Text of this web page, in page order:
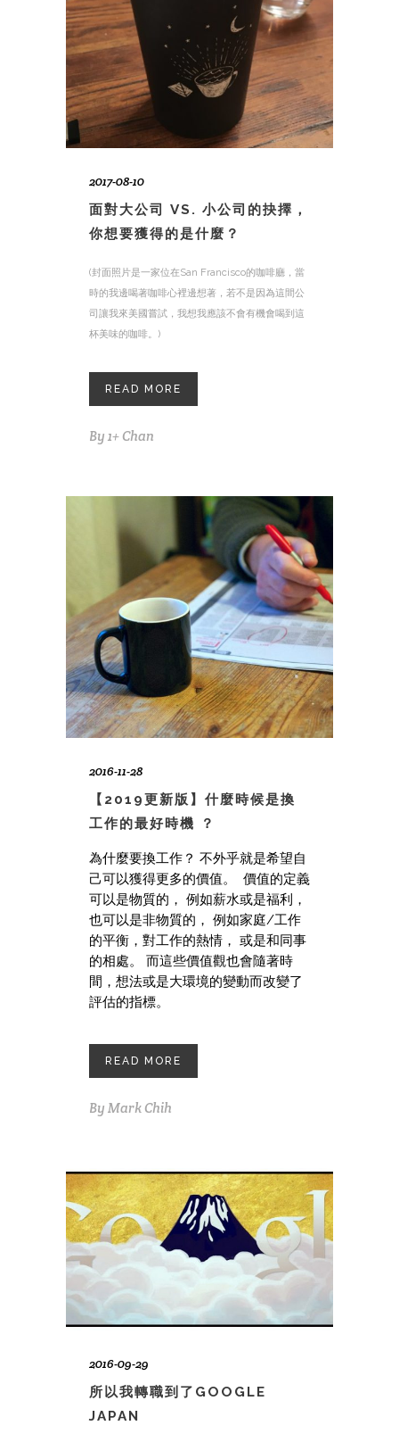
2017-08-10
面對大公司 VS. 小公司的抉擇，
你想要獲得的是什麼？
(封面照片是一家位在San Francisco的咖啡廳，當
時的我邊喝著咖啡心裡邊想著，若不是因為這間公
司讓我來美國嘗試，我想我應該不會有機會喝到這
杯美味的咖啡。)
READ MORE
By 1+ Chan
2016-11-28
【2019更新版】什麼時候是換
工作的最好時機 ？
為什麼要換工作？ 不外乎就是希望自
己可以獲得更多的價值。 價值的定義
可以是物質的， 例如薪水或是福利，
也可以是非物質的， 例如家庭/工作
的平衡，對工作的熱情， 或是和同事
的相處。 而這些價值觀也會隨著時
間，想法或是大環境的變動而改變了
評估的指標。
READ MORE
By Mark Chih
2016-09-29
所以我轉職到了GOOGLE
JAPAN